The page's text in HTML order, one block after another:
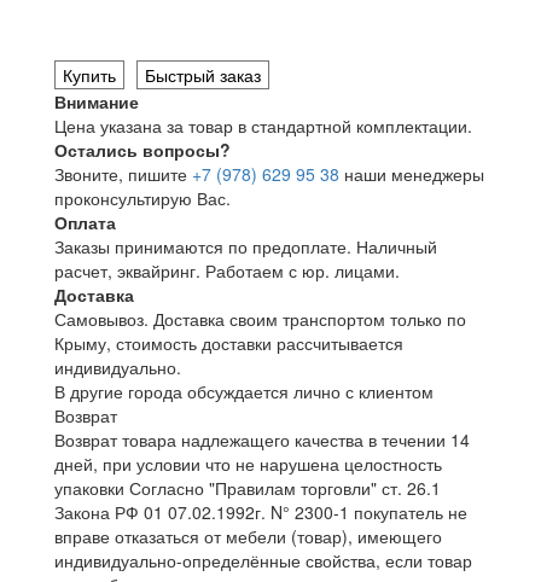
Купить
Быстрый заказ
Внимание
Цена указана за товар в стандартной комплектации.
Остались вопросы?
Звоните, пишите +7 (978) 629 95 38 наши менеджеры
проконсультирую Вас.
Оплата
Заказы принимаются по предоплате. Наличный
расчет, эквайринг. Работаем с юр. лицами.
Доставка
Самовывоз. Доставка своим транспортом только по
Крыму, стоимость доставки рассчитывается
индивидуально.
В другие города обсуждается лично с клиентом
Возврат
Возврат товара надлежащего качества в течении 14
дней, при условии что не нарушена целостность
упаковки Согласно "Правилам торговли" ст. 26.1
Закона РФ 01 07.02.1992г. N° 2300-1 покупатель не
вправе отказаться от мебели (товар), имеющего
индивидуально-определённые свойства, если товар